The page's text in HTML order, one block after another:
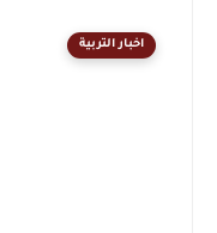
اخبار التربية